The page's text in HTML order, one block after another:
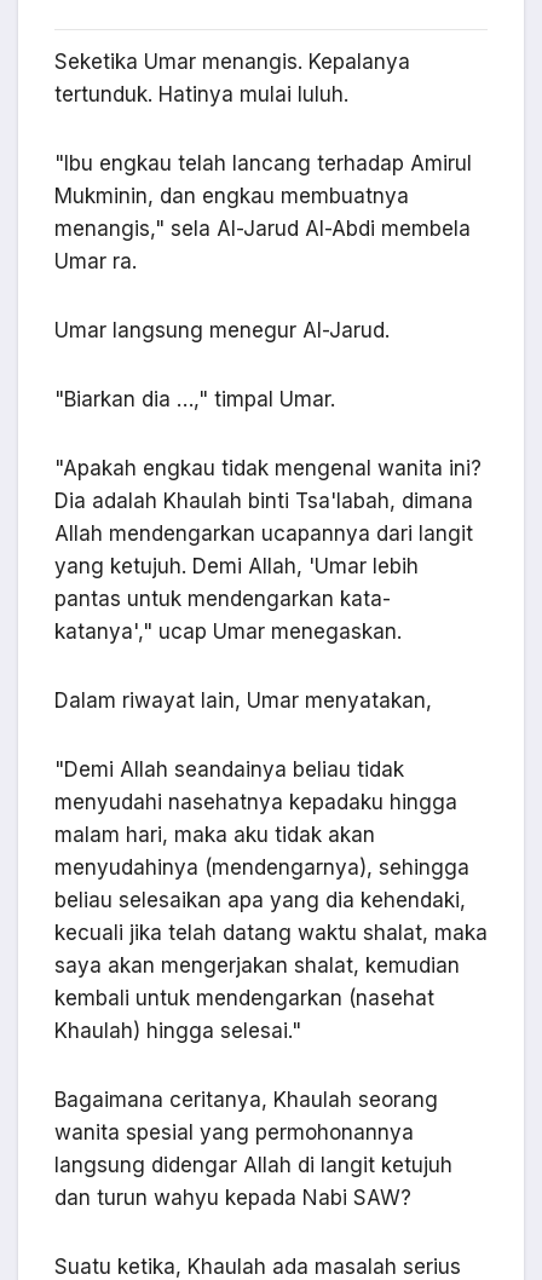
Seketika Umar menangis. Kepalanya
tertunduk. Hatinya mulai luluh.
"Ibu engkau telah lancang terhadap Amirul
Mukminin, dan engkau membuatnya
menangis," sela Al-Jarud Al-Abdi membela
Umar ra.
Umar langsung menegur Al-Jarud.
"Biarkan dia …," timpal Umar.
"Apakah engkau tidak mengenal wanita ini?
Dia adalah Khaulah binti Tsa'labah, dimana
Allah mendengarkan ucapannya dari langit
yang ketujuh. Demi Allah, 'Umar lebih
pantas untuk mendengarkan kata-
katanya'," ucap Umar menegaskan.
Dalam riwayat lain, Umar menyatakan,
"Demi Allah seandainya beliau tidak
menyudahi nasehatnya kepadaku hingga
malam hari, maka aku tidak akan
menyudahinya (mendengarnya), sehingga
beliau selesaikan apa yang dia kehendaki,
kecuali jika telah datang waktu shalat, maka
saya akan mengerjakan shalat, kemudian
kembali untuk mendengarkan (nasehat
Khaulah) hingga selesai."
Bagaimana ceritanya, Khaulah seorang
wanita spesial yang permohonannya
langsung didengar Allah di langit ketujuh
dan turun wahyu kepada Nabi SAW?
Suatu ketika, Khaulah ada masalah serius